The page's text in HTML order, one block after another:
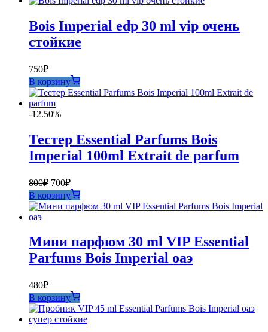
Bois Imperial edp 30 ml vip очень
стойкие
750₽
В корзину
-12.50%
Тестер Essential Parfums Bois
Imperial 100ml Extrait de parfum
800₽ Первоначальная
цена
составляла
700₽Текущая
цена:
700₽.
В корзину
Мини парфюм 30 ml VIP Essential
Parfums Bois Imperial оаэ
480₽
В корзину